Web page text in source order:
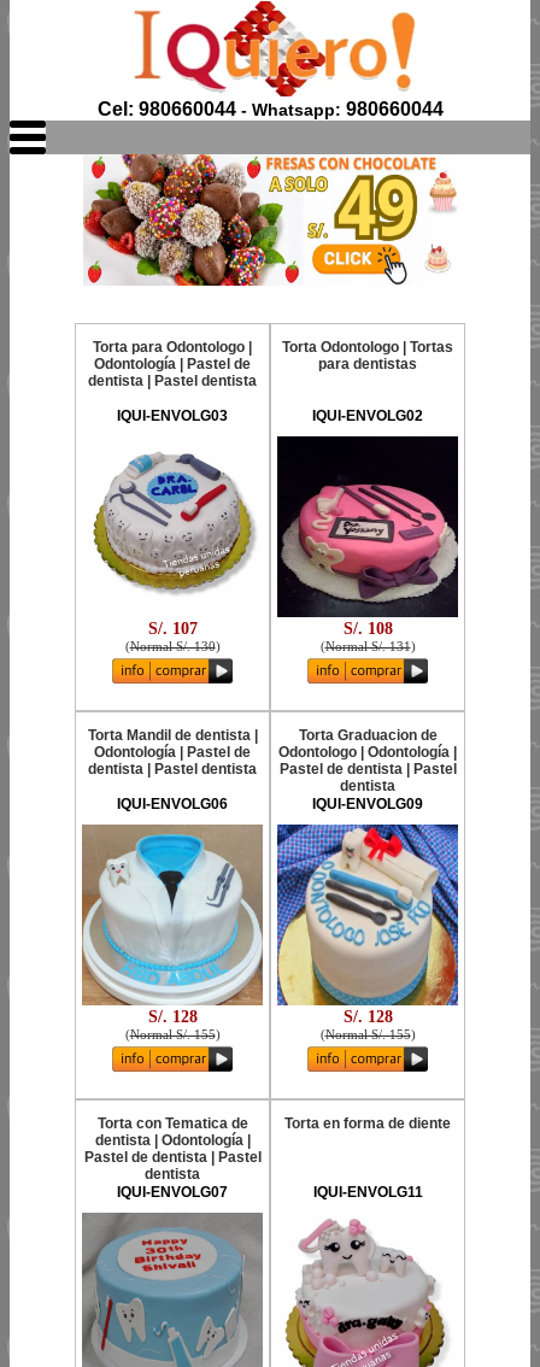
Cel: 980660044- Whatsapp: 980660044
Torta para Odontologo |
Odontología | Pastel de
dentista | Pastel dentista
IQUI-ENVOLG03
S/. 107
(Normal S/. 130)
Torta Odontologo | Tortas
para dentistas
IQUI-ENVOLG02
S/. 108
(Normal S/. 131)
Torta Mandil de dentista |
Odontología | Pastel de
dentista | Pastel dentista
IQUI-ENVOLG06
S/. 128
(Normal S/. 155)
Torta Graduacion de
Odontologo | Odontología |
Pastel de dentista | Pastel
dentista
IQUI-ENVOLG09
S/. 128
(Normal S/. 155)
Torta con Tematica de
dentista | Odontología |
Pastel de dentista | Pastel
dentista
IQUI-ENVOLG07
Torta en forma de diente
IQUI-ENVOLG11